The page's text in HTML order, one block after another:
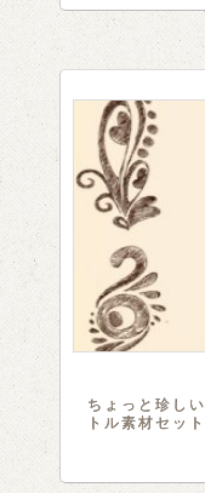
ちょっと珍し
トル素材セッ